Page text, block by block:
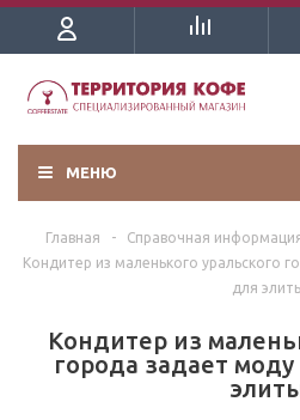
МЕНЮ
Главная - Справочная
Кондитер из маленького уральского
для
Кондитер из
города задает